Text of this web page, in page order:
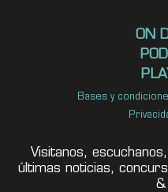
ON
Bases y
Visitanos,
últimas noticias,
&